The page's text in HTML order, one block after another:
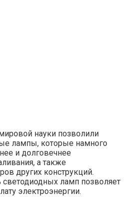
науки позволили
лампы, которые намного
и долговечнее
а также
других конструкций.
ламп позволяет
электроэнергии.